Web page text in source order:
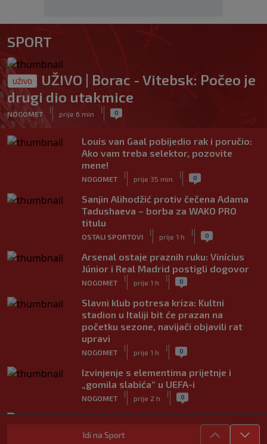
SPORT
UŽIVO
UŽIVO | Borac - Vitebsk: Počeo je
drugi dio utakmice
NOGOMET
|
prije 6 min
| 0
Louis van Gaal pobijedio rak i poručio:
Ako vam treba selektor, pozovite
mene!
NOGOMET
|
prije 35 min
| 0
Sanjin Alihodžić protiv čečena Adama
Tadushaeva – borba za WAKO PRO
titulu
OSTALI SPORTOVI
|
prije 1 h
| 0
Arsenal ostaje praznih ruku: Vinícius
Júnior i Real Madrid postigli dogovor
NOGOMET
|
prije 1 h
| 0
Slavni klub potresa kriza: Kultni
stadion u Italiji bit će prazan na
početku sezone, navijači objavili rat
upravi
NOGOMET
|
prije 1 h
| 0
Izvinjenje s elementima prijetnje i
„gomila slabića“ u UEFA-i
NOGOMET
|
prije 2 h
| 0
Ako ste na moru, mogli biste sresti
Rogera Federera
|
Idi na Sport